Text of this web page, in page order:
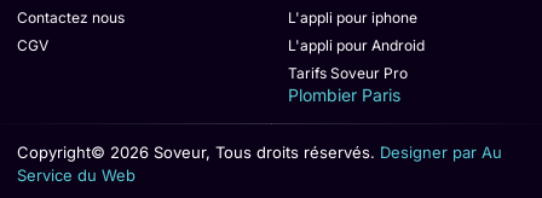
Contactez nous
CGV
L'appli pour iphone
L'appli pour Android
Tarifs Soveur Pro
Plombier Paris
Copyright© 2026 Soveur, Tous droits réservés. Designer par Au
Service du Web